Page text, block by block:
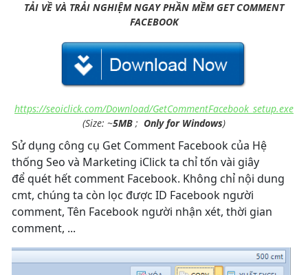
TẢI VỀ VÀ TRẢI NGHIỆM NGAY PHẦN MỀM GET COMMENT
FACEBOOK
https://seoiclick.com/Download/GetCommentFacebook_setup.exe
(Size: ~5MB ; Only for Windows)
Sử dụng công cụ Get Comment Facebook của Hệ
thống Seo và Marketing iClick ta chỉ tốn vài giây
để quét hết comment Facebook. Không chỉ nội dung
cmt, chúng ta còn lọc được ID Facebook người
comment, Tên Facebook người nhận xét, thời gian
comment, ...